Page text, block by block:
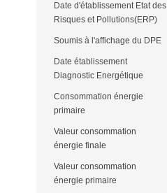
Date d'établissement Etat des
Risques et Pollutions(ERP)
Soumis à l'affichage du DPE
Date établissement
Diagnostic Energétique
Consommation énergie
primaire
Valeur consommation
énergie finale
Valeur consommation
énergie primaire